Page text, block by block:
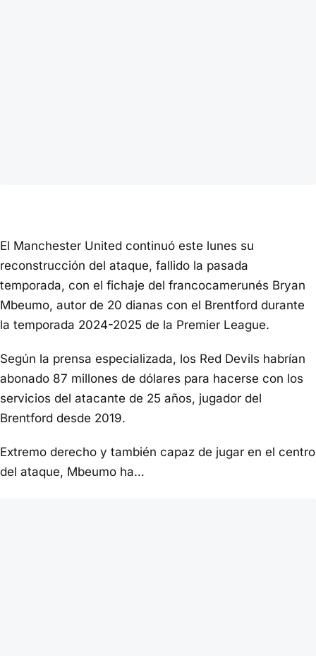
El Manchester United continuó este lunes su
reconstrucción del ataque, fallido la pasada
temporada, con el fichaje del francocamerunés Bryan
Mbeumo, autor de 20 dianas con el Brentford durante
la temporada 2024-2025 de la Premier League.
Según la prensa especializada, los Red Devils habrían
abonado 87 millones de dólares para hacerse con los
servicios del atacante de 25 años, jugador del
Brentford desde 2019.
Extremo derecho y también capaz de jugar en el centro
del ataque, Mbeumo ha…